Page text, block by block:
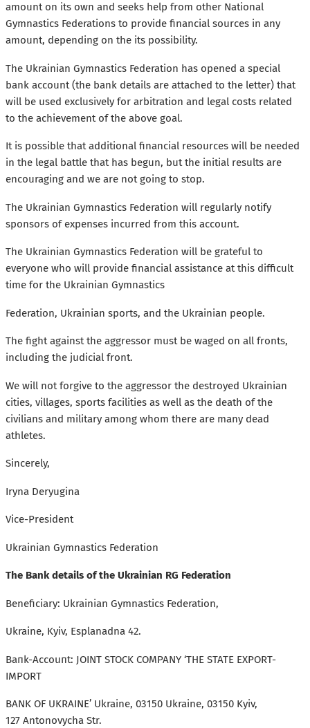
amount on its own and seeks help from other National
Gymnastics Federations to provide financial sources in any
amount, depending on the its possibility.
The Ukrainian Gymnastics Federation has opened a special
bank account (the bank details are attached to the letter) that
will be used exclusively for arbitration and legal costs related
to the achievement of the above goal.
It is possible that additional financial resources will be needed
in the legal battle that has begun, but the initial results are
encouraging and we are not going to stop.
The Ukrainian Gymnastics Federation will regularly notify
sponsors of expenses incurred from this account.
The Ukrainian Gymnastics Federation will be grateful to
everyone who will provide financial assistance at this difficult
time for the Ukrainian Gymnastics
Federation, Ukrainian sports, and the Ukrainian people.
The fight against the aggressor must be waged on all fronts,
including the judicial front.
We will not forgive to the aggressor the destroyed Ukrainian
cities, villages, sports facilities as well as the death of the
civilians and military among whom there are many dead
athletes.
Sincerely,
Iryna Deryugina
Vice-President
Ukrainian Gymnastics Federation
The Bank details of the Ukrainian RG Federation
Beneficiary: Ukrainian Gymnastics Federation,
Ukraine, Kyiv, Еsрlаnаdnа 42.
Вапk-Ассоuпt: JOINT STOCK COMPANY ‘THE STATE EXPORT-
IMPORT
BANK OF UKRAINE’ Ukraine, 03150 Ukraine, 03150 Kyiv,
127 Antonovycha Str.